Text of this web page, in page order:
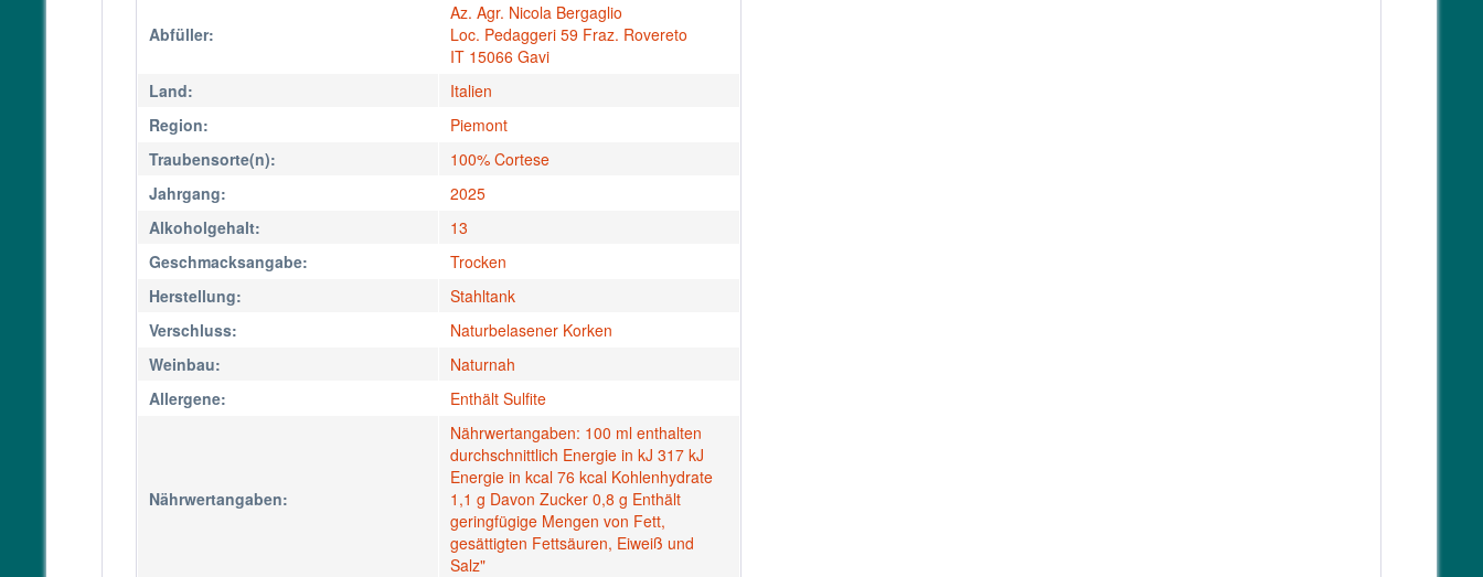
Abfüller:
Az. Agr. Nicola Bergaglio
Loc. Pedaggeri 59 Fraz. Rovereto
IT 15066 Gavi
Land:
Italien
Region:
Piemont
Traubensorte(n):
100% Cortese
Jahrgang:
2025
Alkoholgehalt:
13
Geschmacksangabe:
Trocken
Herstellung:
Stahltank
Verschluss:
Naturbelasener Korken
Weinbau:
Naturnah
Allergene:
Enthält Sulfite
Nährwertangaben:
Nährwertangaben: 100 ml enthalten
durchschnittlich Energie in kJ 317 kJ
Energie in kcal 76 kcal Kohlenhydrate
1,1 g Davon Zucker 0,8 g Enthält
geringfügige Mengen von Fett,
gesättigten Fettsäuren, Eiweiß und
Salz"